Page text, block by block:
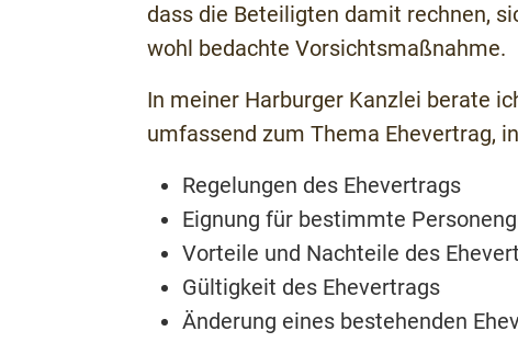
dass die Beteiligten damit rechnen,
wohl bedachte Vorsichtsmaßnahme.
In meiner Harburger Kanzlei berate
umfassend zum Thema Ehevertrag,
Regelungen des Ehevertrags
Eignung für bestimmte
Vorteile und Nachteile des
Gültigkeit des Ehevertrags
Änderung eines bestehenden